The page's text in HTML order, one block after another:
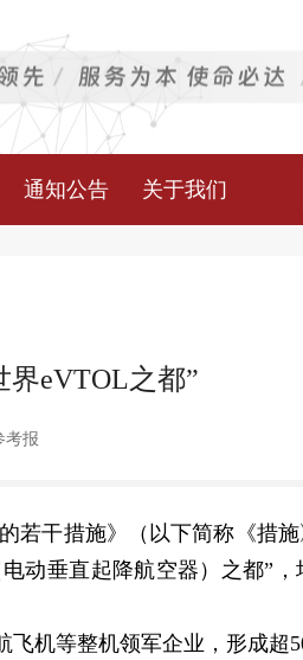
通知公告 关于我们
界eVTOL之都”
考报
干措施》（以下简称《措施
动垂直起降航空器）之都”
机等整机领军企业，形成超